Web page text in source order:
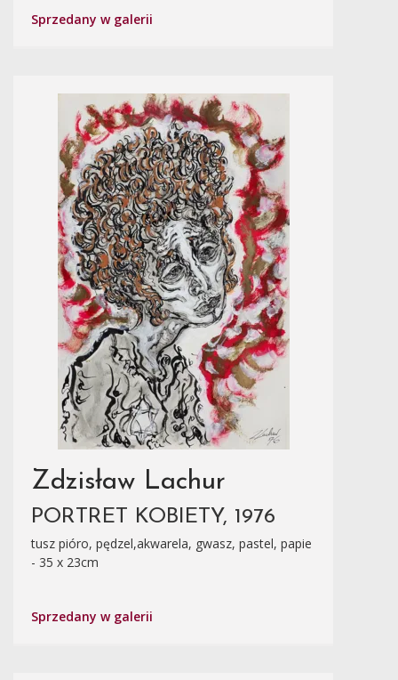
Sprzedany w galerii
Zdzisław Lachur
PORTRET KOBIETY, 1976
tusz pióro, pędzel,akwarela, gwasz, pastel, papie
- 35 x 23cm
Sprzedany w galerii